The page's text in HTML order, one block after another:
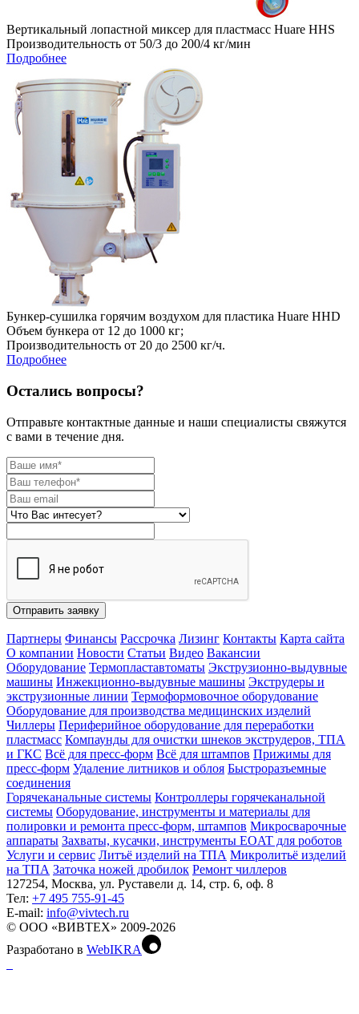
Вертикальный лопастной миксер для пластмасс Huare HHS
Производительность от 50/3 до 200/4 кг/мин
Подробнее
Бункер-сушилка горячим воздухом для пластика Huare HHD
Объем бункера от 12 до 1000 кг;
Производительность от 20 до 2500 кг/ч.
Подробнее
Остались вопросы?
Отправьте контактные данные и наши специалисты свяжутся
с вами в течение дня.
Отправить заявку
Партнеры Финансы Рассрочка Лизинг Контакты Карта сайта
О компании Новости Статьи Видео Вакансии
Оборудование Термопластавтоматы Экструзионно-выдувные
машины Инжекционно-выдувные машины Экструдеры и
экструзионные линии Термоформовочное оборудование
Оборудование для производства медицинских изделий
Чиллеры Периферийное оборудование для переработки
пластмасс Компаунды для очистки шнеков экструдеров, ТПА
и ГКС Всё для пресс-форм Всё для штампов Прижимы для
пресс-форм Удаление литников и облоя Быстроразъемные
соединения
Горячеканальные системы Контроллеры горячеканальной
системы Оборудование, инструменты и материалы для
полировки и ремонта пресс-форм, штампов Микросварочные
аппараты Захваты, кусачки, инструменты EOAT для роботов
Услуги и сервис Литъё изделий на ТПА Микролитьё изделий
на ТПА Заточка ножей дробилок Ремонт чиллеров
127254, Москва, ул. Руставели д. 14, стр. 6, оф. 8
Тел: +7 495 755-91-45
Е-mail: info@vivtech.ru
© ООО «ВИВТЕХ» 2009-2026
Разработано в WebIKRA